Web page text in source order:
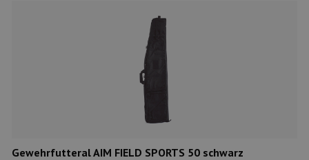
Gewehrfutteral AIM FIELD SPORTS 50 schwarz